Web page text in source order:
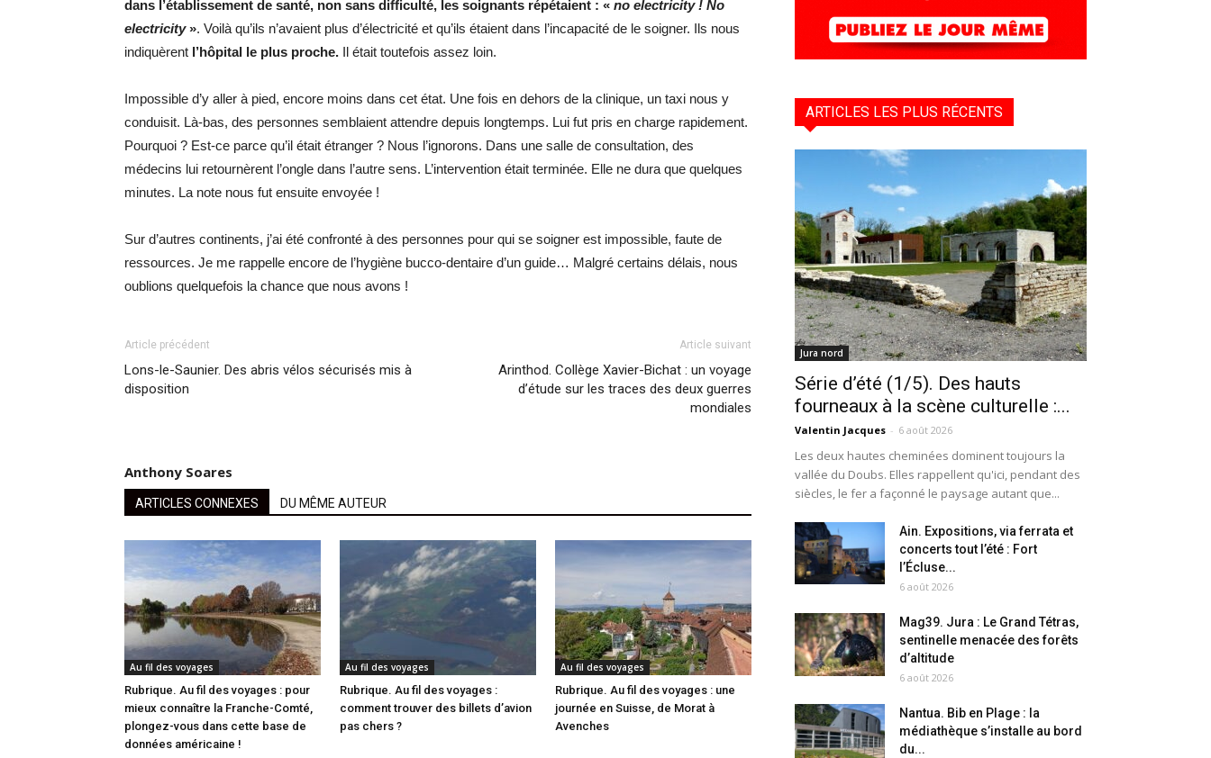
dans l’établissement de santé, non sans difficulté, les soignants répétaient : « no electricity ! No
electricity». Voilà qu’ils n’avaient plus d’électricité et qu’ils étaient dans l’incapacité de le soigner. Ils nous
indiquèrent l’hôpital le plus proche. Il était toutefois assez loin.
Impossible d’y aller à pied, encore moins dans cet état. Une fois en dehors de la clinique, un taxi nous y
conduisit. Là-bas, des personnes semblaient attendre depuis longtemps. Lui fut pris en charge rapidement.
Pourquoi ? Est-ce parce qu’il était étranger ? Nous l’ignorons. Dans une salle de consultation, des
médecins lui retournèrent l’ongle dans l’autre sens. L’intervention était terminée. Elle ne dura que quelques
minutes. La note nous fut ensuite envoyée !
Sur d’autres continents, j’ai été confronté à des personnes pour qui se soigner est impossible, faute de
ressources. Je me rappelle encore de l’hygiène bucco-dentaire d’un guide… Malgré certains délais, nous
oublions quelquefois la chance que nous avons !
Article précédent
Lons-le-Saunier. Des abris vélos sécurisés mis à
disposition
Article suivant
Arinthod. Collège Xavier-Bichat : un voyage
d’étude sur les traces des deux guerres
mondiales
Anthony Soares
ARTICLES CONNEXES DU MÊME AUTEUR
Au fil des voyages
Rubrique. Au fil des voyages : pour
mieux connaître la Franche-Comté,
plongez-vous dans cette base de
données américaine !
Au fil des voyages
Rubrique. Au fil des voyages :
comment trouver des billets d’avion
pas chers ?
Au fil des voyages
Rubrique. Au fil des voyages : une
journée en Suisse, de Morat à
Avenches
ARTICLES LES PLUS RÉCENTS
Jura nord
Série d’été (1/5). Des hauts
fourneaux à la scène culturelle :...
Valentin Jacques - 6 août 2026
Les deux hautes cheminées dominent toujours la
vallée du Doubs. Elles rappellent qu'ici, pendant des
siècles, le fer a façonné le paysage autant que...
Ain. Expositions, via ferrata et
concerts tout l’été : Fort
l’Écluse...
6 août 2026
Mag39. Jura : Le Grand Tétras,
sentinelle menacée des forêts
d’altitude
6 août 2026
Nantua. Bib en Plage : la
médiathèque s’installe au bord
du...